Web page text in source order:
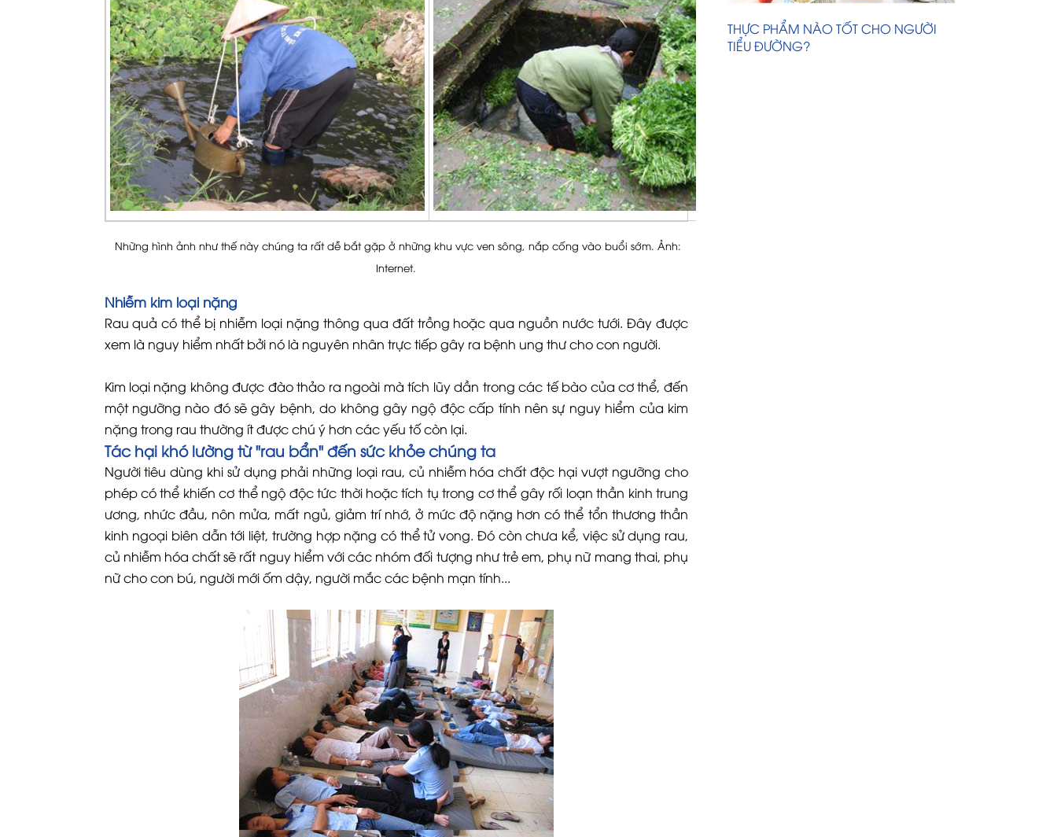
Những hình ảnh như thế này chúng ta rất dễ bắt gặp ở những khu vực ven sông, nắp cống vào buổi sớm. Ảnh:
Internet.
Nhiễm kim loại nặng
Rau quả có thể bị nhiễm loại nặng thông qua đất trồng hoặc qua nguồn nước tưới. Đây được
xem là nguy hiểm nhất bởi nó là nguyên nhân trực tiếp gây ra bệnh ung thư cho con người.
Kim loại nặng không được đào thảo ra ngoài mà tích lũy dần trong các tế bào của cơ thể, đến
một ngưỡng nào đó sẽ gây bệnh, do không gây ngộ độc cấp tính nên sự nguy hiểm của kim
nặng trong rau thường ít được chú ý hơn các yếu tố còn lại.
Tác hại khó lường từ "rau bẩn" đến sức khỏe chúng ta
Người tiêu dùng khi sử dụng phải những loại rau, củ nhiễm hóa chất độc hại vượt ngưỡng cho
phép có thể khiến cơ thể ngộ độc tức thời hoặc tích tụ trong cơ thể gây rối loạn thần kinh trung
ương, nhức đầu, nôn mửa, mất ngủ, giảm trí nhớ, ở mức độ nặng hơn có thể tổn thương thần
kinh ngoại biên dẫn tới liệt, trường hợp nặng có thể tử vong. Đó còn chưa kể, việc sử dụng rau,
củ nhiễm hóa chất sẽ rất nguy hiểm với các nhóm đối tượng như trẻ em, phụ nữ mang thai, phụ
nữ cho con bú, người mới ốm dậy, người mắc các bệnh mạn tính...
THỰC PHẨM NÀO TỐT CHO NGƯỜI
TIỂU ĐƯỜNG?